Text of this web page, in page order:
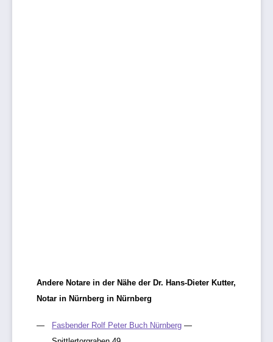
Andere Notare in der Nähe der Dr. Hans-Dieter Kutter,
Notar in Nürnberg in Nürnberg
Fasbender Rolf Peter Buch Nürnberg —